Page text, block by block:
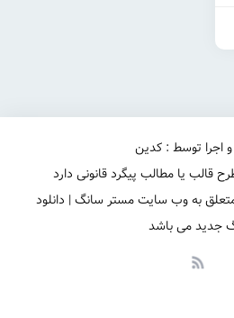
اجرا توسط : کدین
قالب یا مطالب پیگرد قانونی دارد
به وب سایت مستر سانگ | دانلود
جدید می باشد